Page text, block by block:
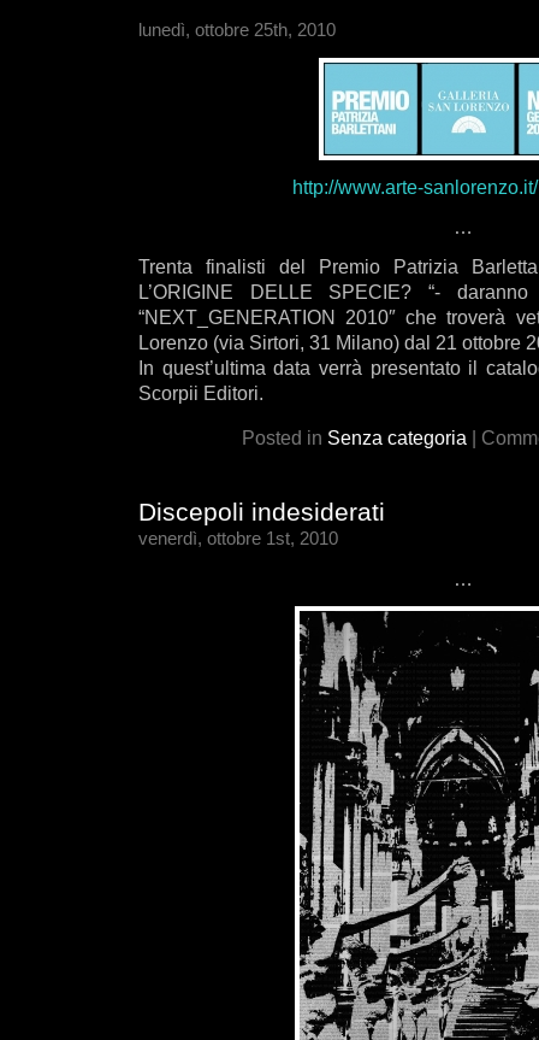
lunedì, ottobre 25th, 2010
http://www.arte-
…
Trenta finalisti del Premio Patrizia
L’ORIGINE DELLE SPECIE? “-
“NEXT_GENERATION 2010″ che troverà
Lorenzo (via Sirtori, 31 Milano) dal 21 ottobre
In quest’ultima data verrà presentato il
Scorpii Editori.
Posted in Senza categoria |
Discepoli indesiderati
venerdì, ottobre 1st, 2010
…